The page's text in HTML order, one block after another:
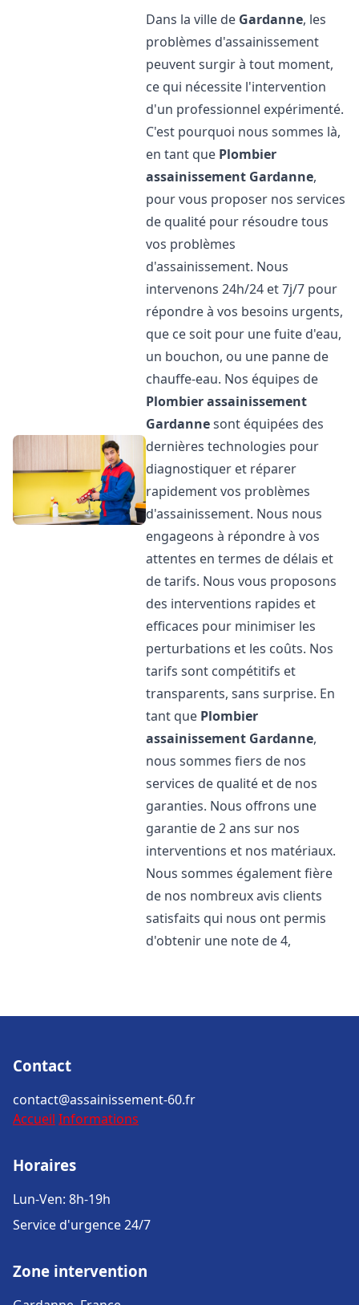
Dans la ville de Gardanne, les
problèmes d'assainissement
peuvent surgir à tout moment,
ce qui nécessite l'intervention
d'un professionnel expérimenté.
C'est pourquoi nous sommes là,
en tant que Plombier
assainissement Gardanne,
pour vous proposer nos services
de qualité pour résoudre tous
vos problèmes
d'assainissement. Nous
intervenons 24h/24 et 7j/7 pour
répondre à vos besoins urgents,
que ce soit pour une fuite d'eau,
un bouchon, ou une panne de
chauffe-eau. Nos équipes de
Plombier assainissement
Gardannesont équipées des
dernières technologies pour
diagnostiquer et réparer
rapidement vos problèmes
d'assainissement. Nous nous
engageons à répondre à vos
attentes en termes de délais et
de tarifs. Nous vous proposons
des interventions rapides et
efficaces pour minimiser les
perturbations et les coûts. Nos
tarifs sont compétitifs et
transparents, sans surprise. En
tant que Plombier
assainissement Gardanne,
nous sommes fiers de nos
services de qualité et de nos
garanties. Nous offrons une
garantie de 2 ans sur nos
interventions et nos matériaux.
Nous sommes également fière
de nos nombreux avis clients
satisfaits qui nous ont permis
d'obtenir une note de 4,
Contact
contact@assainissement-60.fr
Accueil Informations
Horaires
Lun-Ven: 8h-19h
Service d'urgence 24/7
Zone intervention